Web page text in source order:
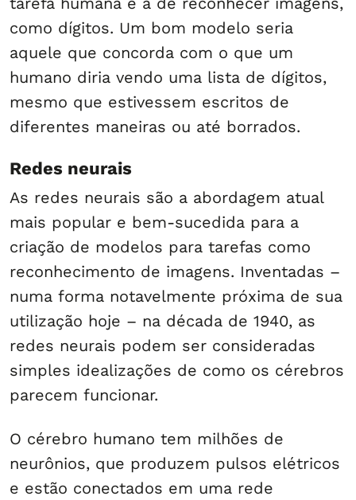
como dígitos. Um bom modelo seria
aquele que concorda com o que um
humano diria vendo uma lista de dígitos,
mesmo que estivessem escritos de
diferentes maneiras ou até borrados.
Redes neurais
As redes neurais são a abordagem atual
mais popular e bem-sucedida para a
criação de modelos para tarefas como
reconhecimento de imagens. Inventadas –
numa forma notavelmente próxima de sua
utilização hoje – na década de 1940, as
redes neurais podem ser consideradas
simples idealizações de como os cérebros
parecem funcionar.
O cérebro humano tem milhões de
neurônios, que produzem pulsos elétricos
e estão conectados em uma rede